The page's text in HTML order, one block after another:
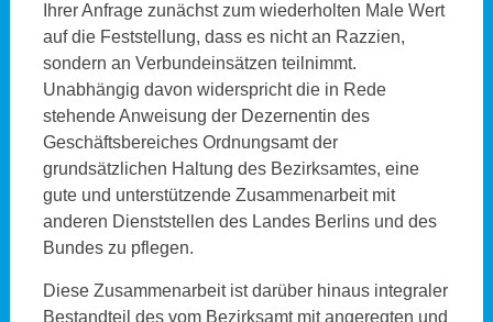
Ihrer Anfrage zunächst zum wiederholten Male Wert
auf die Feststellung, dass es nicht an Razzien,
sondern an Verbundeinsätzen teilnimmt.
Unabhängig davon widerspricht die in Rede
stehende Anweisung der Dezernentin des
Geschäftsbereiches Ordnungsamt der
grundsätzlichen Haltung des Bezirksamtes, eine
gute und unterstützende Zusammenarbeit mit
anderen Dienststellen des Landes Berlins und des
Bundes zu pflegen.
Diese Zusammenarbeit ist darüber hinaus integraler
Bestandteil des vom Bezirksamt mit angeregten und